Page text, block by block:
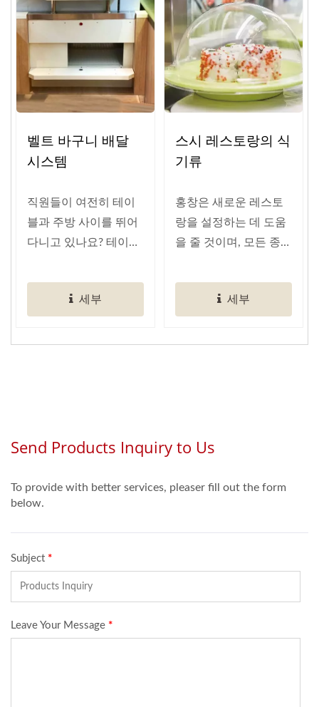
벨트 바구니 배달
시스템
직원들이 여전히 테이
블과 주방 사이를 뛰어
다니고 있나요? 테이블
세부
스시 레스토랑의 식
기류
홍창은 새로운 레스토
랑을 설정하는 데 도움
을 줄 것이며, 모든 종류
세부